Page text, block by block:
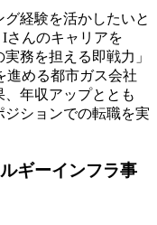
経験を活かしたいと
さんのキャリアを
務を担える即戦力」
進める都市ガス会社
年収アップととも
ションでの転職を実
ギーインフラ事